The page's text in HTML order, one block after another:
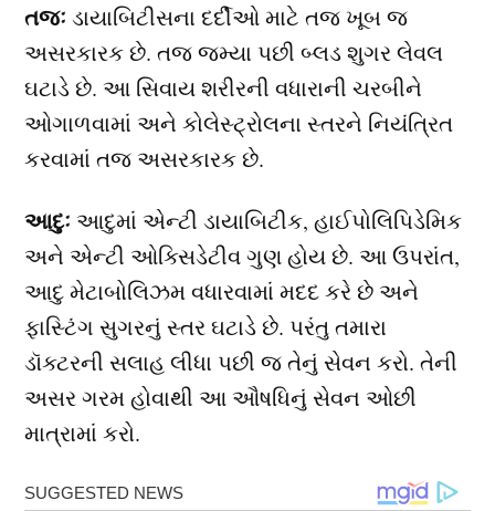
તજઃડાયાબિટીસના દર્દીઓ માટે તજ ખૂબ જ
અસરકારક છે. તજ જમ્યા પછી બ્લડ શુગર લેવલ
ઘટાડે છે. આ સિવાય શરીરની વધારાની ચરબીને
ઓગાળવામાં અને કોલેસ્ટ્રોલના સ્તરને નિયંત્રિત
કરવામાં તજ અસરકારક છે.
આદુઃ આદુમાં એન્ટી ડાયાબિટીક, હાઈપોલિપિડેમિક
અને એન્ટી ઓક્સિડેટીવ ગુણ હોય છે. આ ઉપરાંત,
આદુ મેટાબોલિઝમ વધારવામાં મદદ કરે છે અને
ફાસ્ટિંગ સુગરનું સ્તર ઘટાડે છે. પરંતુ તમારા
ડૉક્ટરની સલાહ લીધા પછી જ તેનું સેવન કરો. તેની
અસર ગરમ હોવાથી આ ઔષધિનું સેવન ઓછી
માત્રામાં કરો.